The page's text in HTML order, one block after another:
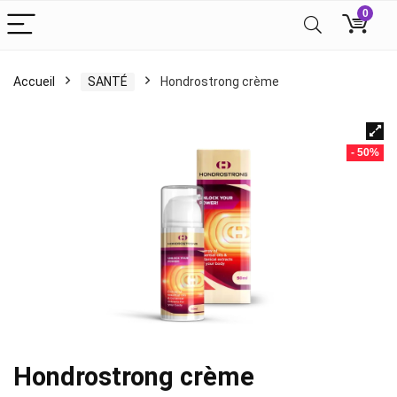
0
Accueil SANTÉ Hondrostrong crème
- 50%
Hondrostrong crème